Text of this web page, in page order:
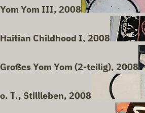
Yom Yom III, 2008
Haitian Childhood I, 2008
Großes Yom Yom (2-teilig), 2008
o. T., Stillleben, 2008